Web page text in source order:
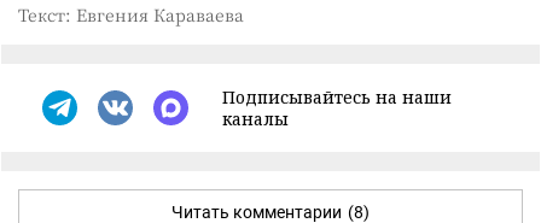
Текст: Евгения Караваева
Подписывайтесь на наши
каналы
Читать комментарии (8)